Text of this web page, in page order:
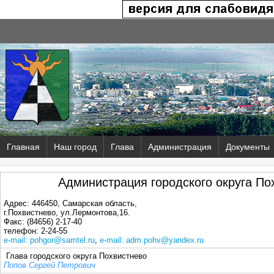
Главная Наш город Глава Администрация Документы
Администрация городского округа
Адрес: 446450, Самарская область,
г.Похвистнево, ул.Лермонтова,16.
Факс: (84656) 2-17-40
телефон: 2-24-55
e-mail: pohgor@samtel.ru, e-mail: adm.pohv@yandex.ru
Глава городского округа Похвистнево
Попов Сергей Петрович